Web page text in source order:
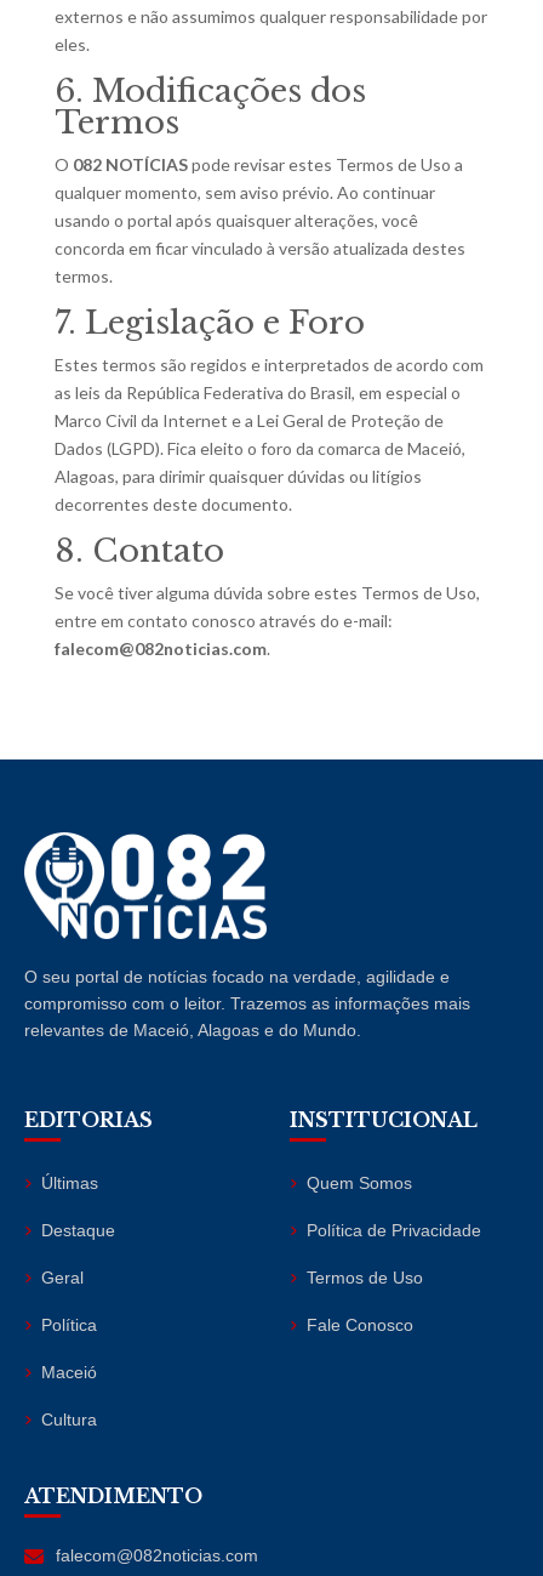
externos e não assumimos qualquer responsabilidade por
eles.
6. Modificações dos
Termos
O 082 NOTÍCIASpode revisar estes Termos de Uso a
qualquer momento, sem aviso prévio. Ao continuar
usando o portal após quaisquer alterações, você
concorda em ficar vinculado à versão atualizada destes
termos.
7. Legislação e Foro
Estes termos são regidos e interpretados de acordo com
as leis da República Federativa do Brasil, em especial o
Marco Civil da Internet e a Lei Geral de Proteção de
Dados (LGPD). Fica eleito o foro da comarca de Maceió,
Alagoas, para dirimir quaisquer dúvidas ou litígios
decorrentes deste documento.
8. Contato
Se você tiver alguma dúvida sobre estes Termos de Uso,
entre em contato conosco através do e-mail:
falecom@082noticias.com.
O seu portal de notícias focado na verdade, agilidade e
compromisso com o leitor. Trazemos as informações mais
relevantes de Maceió, Alagoas e do Mundo.
EDITORIAS
Últimas
Destaque
Geral
Política
Maceió
Cultura
INSTITUCIONAL
Quem Somos
Política de Privacidade
Termos de Uso
Fale Conosco
ATENDIMENTO
falecom@082noticias.com